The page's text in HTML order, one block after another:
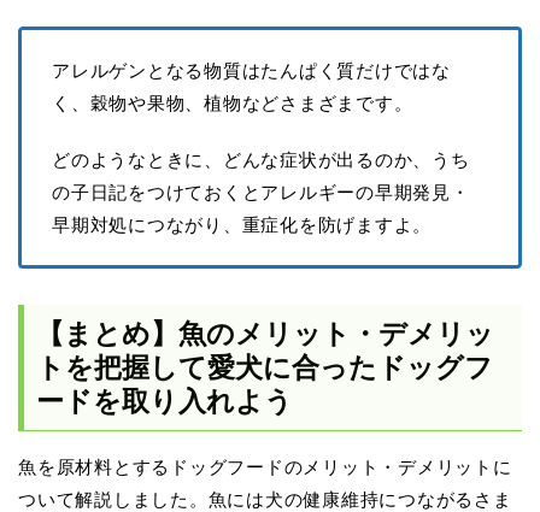
アレルゲンとなる物質はたんぱく質だけではな
く、穀物や果物、植物などさまざまです。
どのようなときに、どんな症状が出るのか、うち
の子日記をつけておくとアレルギーの早期発見・
早期対処につながり、重症化を防げますよ。
【まとめ】魚のメリット・デメリッ
トを把握して愛犬に合ったドッグフ
ードを取り入れよう
魚を原材料とするドッグフードのメリット・デメリットに
ついて解説しました。魚には犬の健康維持につながるさま